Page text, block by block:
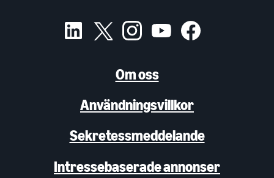
Om oss
Användningsvillkor
Sekretessmeddelande
Intressebaserade annonser